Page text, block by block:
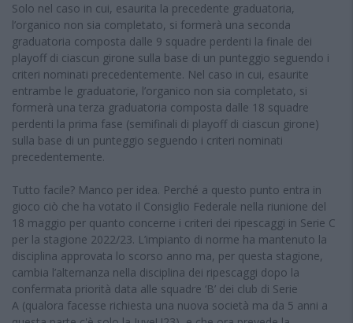
Solo nel caso in cui, esaurita la precedente graduatoria,
l’organico non sia completato, si formerà una seconda
graduatoria composta dalle 9 squadre perdenti la finale dei
playoff di ciascun girone sulla base di un punteggio seguendo i
criteri nominati precedentemente. Nel caso in cui, esaurite
entrambe le graduatorie, l’organico non sia completato, si
formerà una terza graduatoria composta dalle 18 squadre
perdenti la prima fase (semifinali di playoff di ciascun girone)
sulla base di un punteggio seguendo i criteri nominati
precedentemente.
Tutto facile? Manco per idea. Perché a questo punto entra in
gioco ciò che ha votato il Consiglio Federale nella riunione del
18 maggio per quanto concerne i criteri dei ripescaggi in Serie C
per la stagione 2022/23. L’impianto di norme ha mantenuto la
disciplina approvata lo scorso anno ma, per questa stagione,
cambia l’alternanza nella disciplina dei ripescaggi dopo la
confermata priorità data alle squadre ‘B’ dei club di Serie
A (qualora facesse richiesta una nuova società ma da 5 anni a